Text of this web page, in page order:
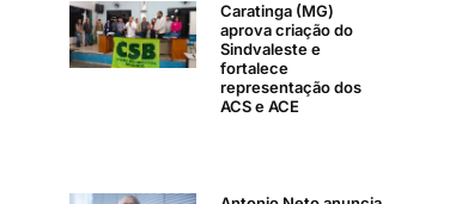
Caratinga (MG)
aprova criação do
Sindvaleste e
fortalece
representação dos
ACS e ACE